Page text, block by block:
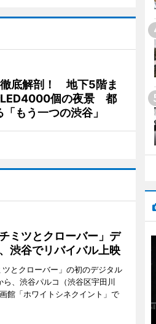
底解剖！ 地下5階ま
LED4000個の夜景 都
もう一つの渋谷」
ミツとクローバー」デ
渋谷でリバイバル上映
とクローバー」の初のデジタル
ら、渋谷パルコ（渋谷区宇田川
館「ホワイトシネクイント」で